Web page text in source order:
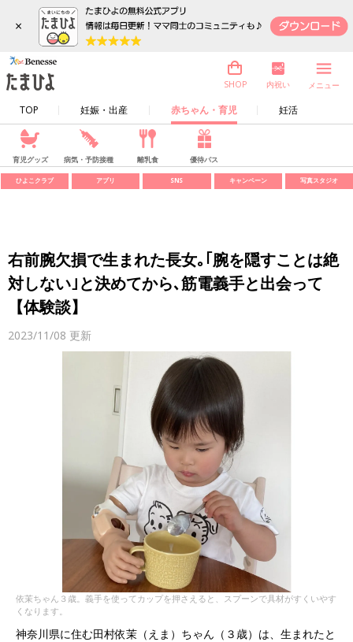
×
TOP 妊娠・出産 赤ちゃん・育児 妊活
SHOP 内祝い メニュー
育児グッズ 病気・予防接種 離乳食 優待パス
ひよこクラブ アプリ SNS キャンペーン 写真スタジオ
右前腕欠損で生まれた長女｡｢腕を隠すことは絶
対しない｣と決めてから､筋電義手と出会って
【体験談】
2023/11/08 更新
依茉ちゃん３歳。義手を使ってカップを押さえると、スプーンで具材がすくいやす
くなります。
神奈川県に住む田村依茉（えま）ちゃん（３歳）は、生まれたと